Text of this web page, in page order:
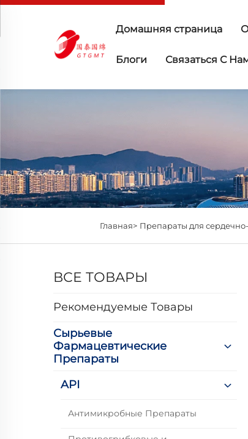
Домашняя страница
Блоги Связаться С
Главная> Препараты для
ВСЕ ТОВАРЫ
Рекомендуемые Товары
Сырьевые
Фармацевтические
Препараты
API
Антимикробные Препараты